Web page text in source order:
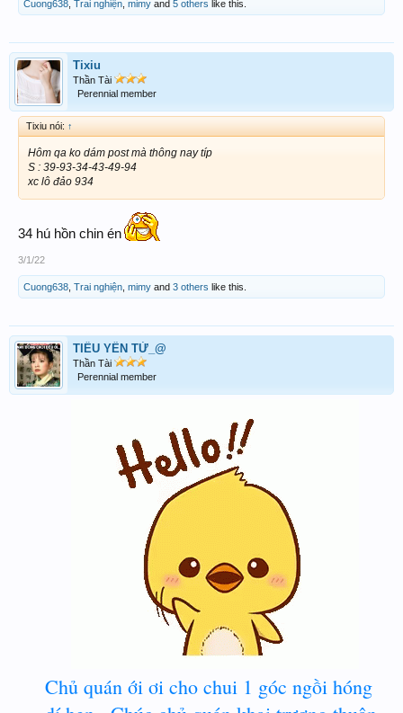
Cuong638 Trai nghiện mimy and 5 others like this.
Tixiu
Thần Tài
Perennial member
Tixiu nói: ↑
Hôm qa ko dám post mà thông nay típ
S : 39-93-34-43-49-94
xc lô đảo 934
34 hú hồn chin én
3/1/22
Cuong638 Trai nghiện mimy and 3 others like this.
TIỂU YẾN TỬ_@
Thần Tài
Perennial member
Chủ quán ới ơi cho chui 1 góc ngồi hóng